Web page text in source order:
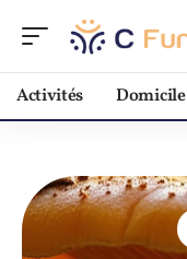
Activités Domicile